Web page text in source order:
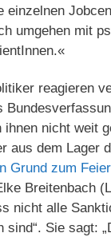
einzelnen
umgehen mit
reagieren
ihnen nicht weit
aus dem Lager
Grund zum
Breitenbach
nicht alle
sind“. Sie sagt: